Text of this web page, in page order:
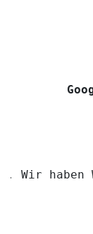
Wir